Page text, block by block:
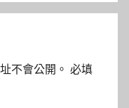
不會公開。 必填